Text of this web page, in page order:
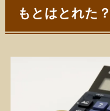
もとはとれた？